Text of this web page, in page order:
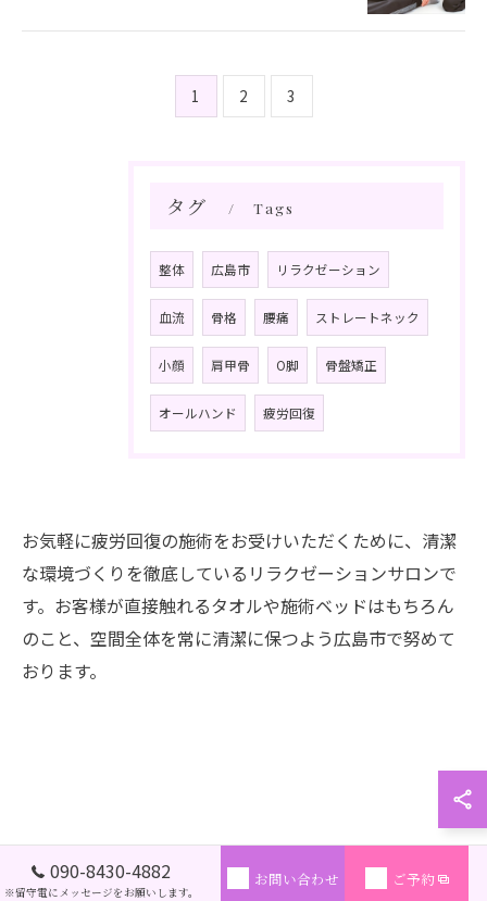
1 2 3
タグ Tags
整体 広島市 リラクゼーション
血流 骨格 腰痛 ストレートネック
小顔 肩甲骨 O脚 骨盤矯正
オールハンド 疲労回復
お気軽に疲労回復の施術をお受けいただくために、清潔
な環境づくりを徹底しているリラクゼーションサロンで
す。お客様が直接触れるタオルや施術ベッドはもちろん
のこと、空間全体を常に清潔に保つよう広島市で努めて
おります。
090-8430-4882
※留守電にメッセージをお願いします。
お問い合わせ ご予約
ご予約はこちら